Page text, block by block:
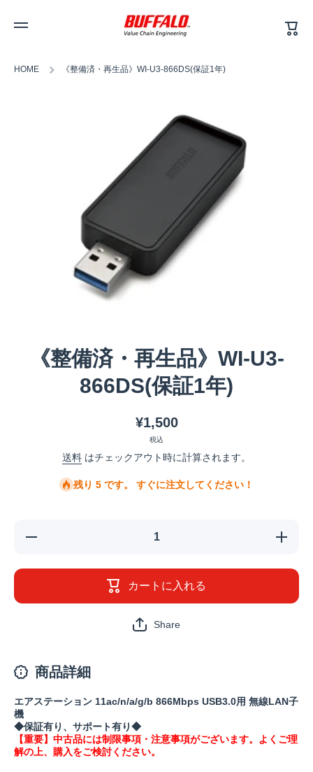
ー
ト
HOME 《整備済・再生品》WI-U3-866DS(保証1年)
《整備済・再生品》WI-U3-
866DS(保証1年)
¥1,500
税込
送料 はチェックアウト時に計算されます。
残り 5 です。 すぐに注文してください！
《整備
U3-
《整備
U3-
証1年)の
カートに入れる
Share
商品詳細
エアステーション 11ac/n/a/g/b 866Mbps USB3.0用 無線LAN子
機
◆保証有り、サポート有り◆
【重要】中古品には制限事項・注意事項がございます。よくご理
解の上、購入をご検討ください。